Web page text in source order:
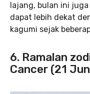
lajang, bulan ini
dapat lebih dekat
kagumi sejak
6. Ramalan
Cancer (21